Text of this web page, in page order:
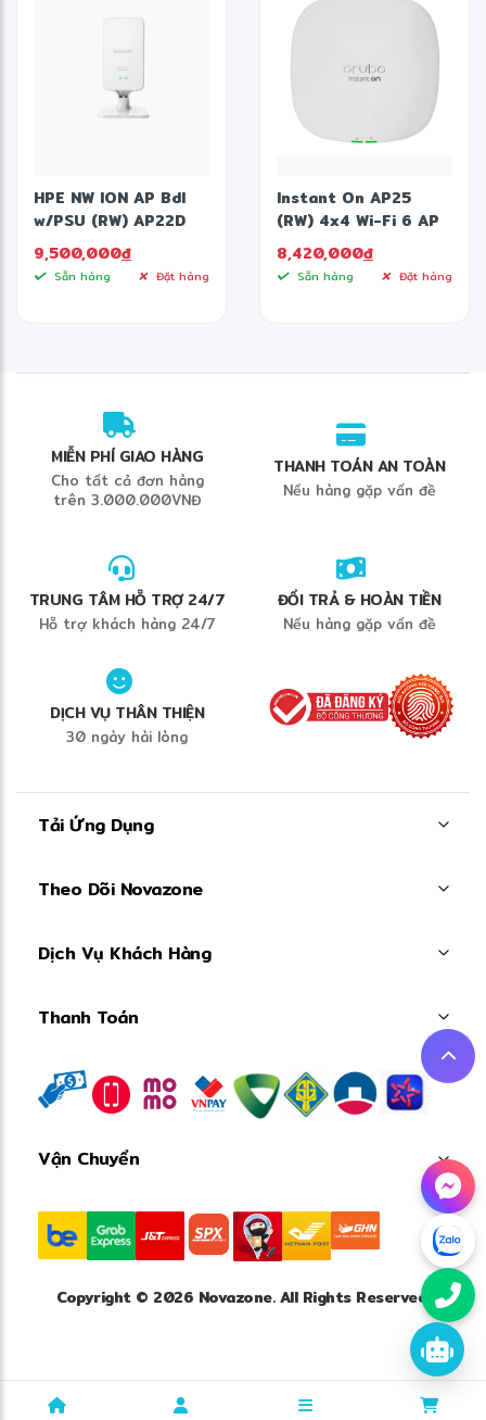
Model
JL811A
Aruba Instant On 1830 Smart
Gigabit Ethernet 10/100/1000
Số cổng
8 cổng RJ45 Autosensing
10/100/1000 Mbps
PoE
4 cổng PoE+ (Port 1–4), chuẩn
HPE NW ION AP Bdl
w/PSU (RW) AP22D
9,500,000đ
Sẵn hàng Đặt hàng
Instant On AP25
(RW) 4x4 Wi-Fi 6 AP
8,420,000đ
Sẵn hàng Đặt hàng
MIỄN PHÍ GIAO HÀNG
Cho tất cả đơn hàng
trên 3.000.000VNĐ
THANH TOÁN AN TOÀN
Nếu hàng gặp vấn đề
TRUNG TÂM HỖ TRỢ 24/7
Hỗ trợ khách hàng 24/7
ĐỔI TRẢ & HOÀN TIỀN
Nếu hàng gặp vấn đề
DỊCH VỤ THÂN THIỆN
30 ngày hài lòng
Tải Ứng Dụng
Theo Dõi Novazone
Dịch Vụ Khách Hàng
Thanh Toán
Vận Chuyển
Copyright © 2026 Novazone. All Rights Reserved.